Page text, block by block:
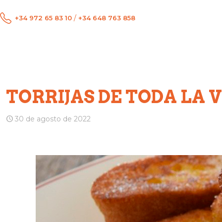
+34 972 65 83 10 / +34 648 763 858
TORRIJAS DE TODA LA
30 de agosto de 2022